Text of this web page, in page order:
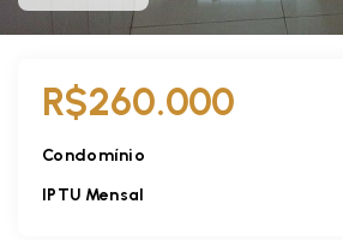
R$260.000
Condomínio
IPTU Mensal